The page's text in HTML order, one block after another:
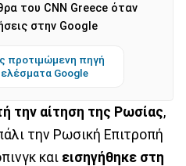
του CNN Greece όταν
στην Google
προτιμώμενη πηγή
Google
την αίτηση της Ρωσίας,
την Ρωσική Επιτροπή
και εισηγήθηκε στη